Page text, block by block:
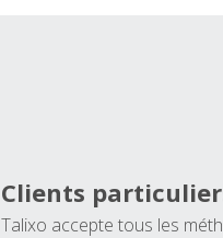
Clients
Talixo accepte tous les